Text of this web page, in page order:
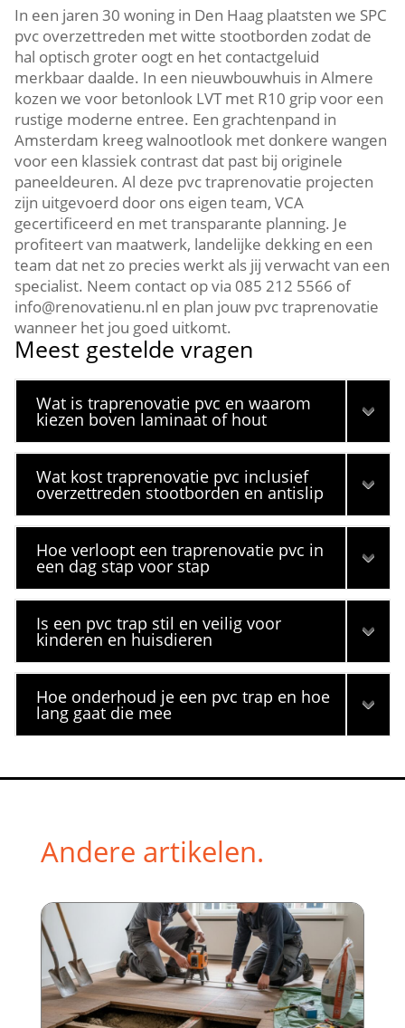
In een jaren 30 woning in Den Haag plaatsten we SPC
pvc overzettreden met witte stootborden zodat de
hal optisch groter oogt en het contactgeluid
merkbaar daalde.​ In een nieuwbouwhuis in Almere
kozen we voor betonlook LVT met R10 grip voor een
rustige moderne entree.​ Een grachtenpand in
Amsterdam kreeg walnootlook met donkere wangen
voor een klassiek contrast dat past bij originele
paneeldeuren.​ Al deze pvc traprenovatie projecten
zijn uitgevoerd door ons eigen team, VCA
gecertificeerd en met transparante planning.​ Je
profiteert van maatwerk, landelijke dekking en een
team dat net zo precies werkt als jij verwacht van een
specialist.​ Neem contact op via 085 212 5566 of
info@renovatienu.​nl en plan jouw pvc traprenovatie
wanneer het jou goed uitkomt.​
Meest gestelde vragen
Wat is traprenovatie pvc en waarom
kiezen boven laminaat of hout
Wat kost traprenovatie pvc inclusief
overzettreden stootborden en antislip
Hoe verloopt een traprenovatie pvc in
een dag stap voor stap
Is een pvc trap stil en veilig voor
kinderen en huisdieren
Hoe onderhoud je een pvc trap en hoe
lang gaat die mee
Andere artikelen.